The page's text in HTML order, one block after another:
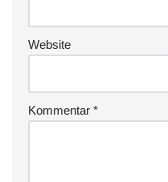
Website
Kommentar *